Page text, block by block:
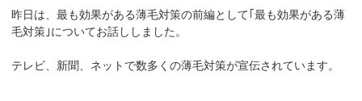
昨日は、最も効果がある薄毛対策の前編として｢最も効果がある薄
毛対策｣についてお話ししました。
テレビ、新聞、ネットで数多くの薄毛対策が宣伝されています。